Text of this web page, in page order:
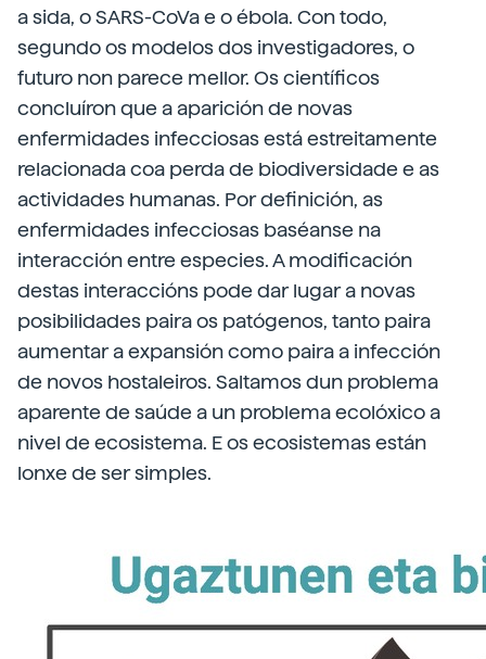
a sida, o SARS-CoVa e o ébola. Con todo,
segundo os modelos dos investigadores, o
futuro non parece mellor. Os científicos
concluíron que a aparición de novas
enfermidades infecciosas está estreitamente
relacionada coa perda de biodiversidade e as
actividades humanas. Por definición, as
enfermidades infecciosas baséanse na
interacción entre especies. A modificación
destas interaccións pode dar lugar a novas
posibilidades paira os patógenos, tanto paira
aumentar a expansión como paira a infección
de novos hostaleiros. Saltamos dun problema
aparente de saúde a un problema ecolóxico a
nivel de ecosistema. E os ecosistemas están
lonxe de ser simples.